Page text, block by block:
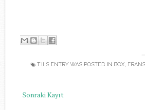
THIS ENTRY WAS POSTED IN BOX,
Sonraki Kayıt